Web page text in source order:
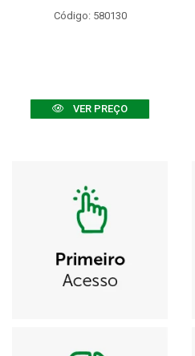
Código: 580130
VER PREÇO